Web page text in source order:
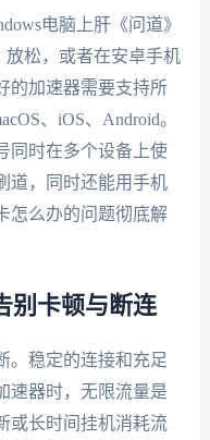
电脑上肝《问道》
放松，或者在安卓手机
的加速器需要支持所
、iOS、Android。
同时在多个设备上使
道，同时还能用手机
怎么办的问题彻底解
别卡顿与断连
。稳定的连接和充足
速器时，无限流量是
或长时间挂机消耗流